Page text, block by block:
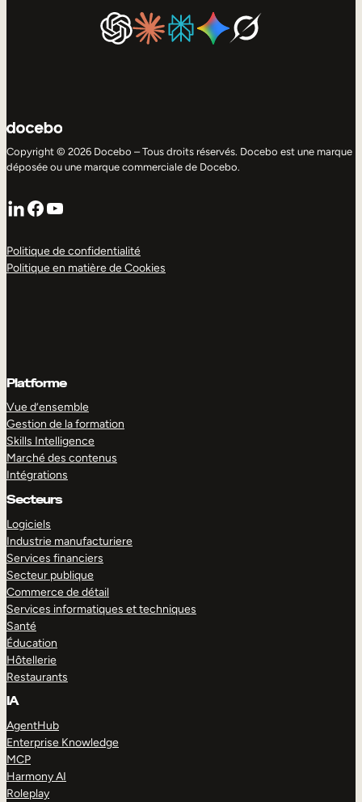
Copyright © 2026 Docebo – Tous droits réservés. Docebo est une marque
déposée ou une marque commerciale de Docebo.
LinkedIn
Facebook
YouTube
Politique de confidentialité
Politique en matière de Cookies
Platforme
Vue d’ensemble
Gestion de la formation
Skills Intelligence
Marché des contenus
Intégrations
Secteurs
Logiciels
Industrie manufacturiere
Services financiers
Secteur publique
Commerce de détail
Services informatiques et techniques
Santé
Éducation
Hôtellerie
Restaurants
IA
AgentHub
Enterprise Knowledge
MCP
Harmony AI
Roleplay